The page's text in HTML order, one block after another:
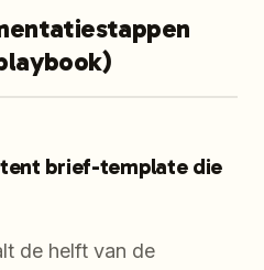
brief-template die
de helft van de